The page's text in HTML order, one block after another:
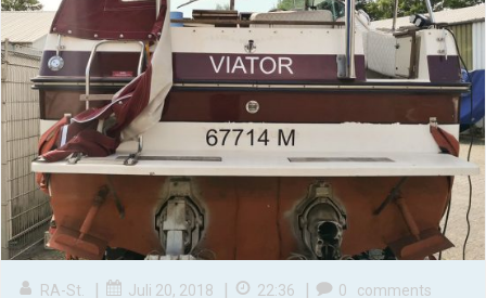
RA-St. | Juli 20, 2018 | 22:36 | 0 comments